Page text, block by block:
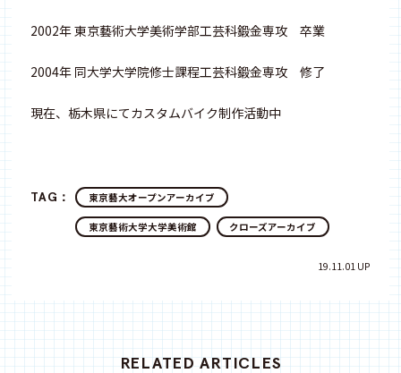
2002年 東京藝術大学美術学部工芸科鍛金専攻 卒業
2004年 同大学大学院修士課程工芸科鍛金専攻 修了
現在、栃木県にてカスタムバイク制作活動中
TAG： 東京藝大オープンアーカイブ
東京藝術大学大学美術館 クローズアーカイブ
19.11.01 UP
RELATED ARTICLES